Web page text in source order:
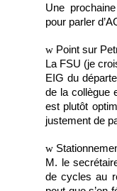
Une
pour parler
w Point sur
La FSU (je
EIG du
de la collègue
est plutôt
justement de
w
M. le
de cycles au